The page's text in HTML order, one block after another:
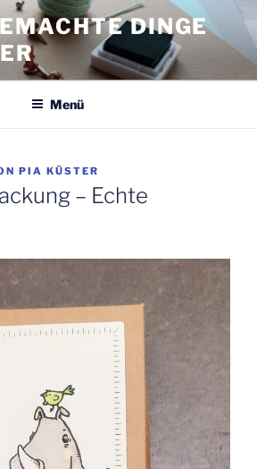
DINGE
Menü
PIA KÜSTER
– Echte